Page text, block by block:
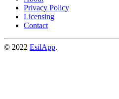
Privacy Policy
Licensing
Contact
© 2022 EsilApp.